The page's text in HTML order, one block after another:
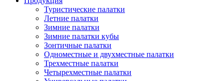
Туристические палатки
Летние палатки
Зимние палатки
Зимние палатки кубы
Зонтичные палатки
Одноместные и двухместные палатки
Трехместные палатки
Четырехместные палатки